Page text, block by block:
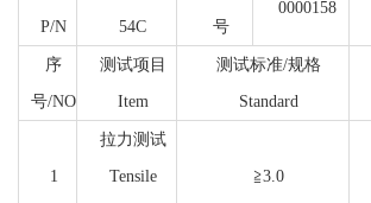
P/N 54C 号
0000158
序
号/NO
测试项目
Item
测试标准/规格
Standard
1
拉力测试
Tensile ≧3.0